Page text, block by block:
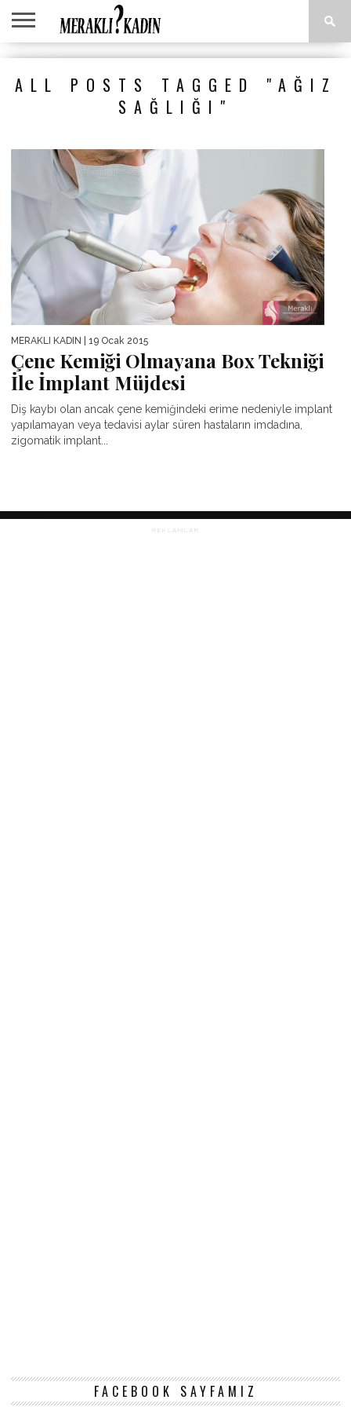
ANASAYFA
ÇOCUK
İLIŞKILER
TARIFLERI
ALL POSTS TAGGED "AĞIZ
SAĞLIĞI"
MERAKLI KADIN | 19 Ocak 2015
Çene Kemiği Olmayana Box Tekniği
İle İmplant Müjdesi
Diş kaybı olan ancak çene kemiğindeki erime nedeniyle implant
yapılamayan veya tedavisi aylar süren hastaların imdadına,
zigomatik implant...
REKLAMLAR
FACEBOOK SAYFAMIZ